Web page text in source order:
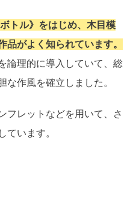
トル》をはじめ、木目模
がよく知られています。
論理的に導入していて、総
作風を確立しました。
フレットなどを用いて、さ
ています。